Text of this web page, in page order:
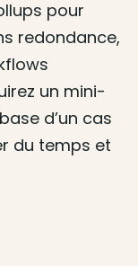
pour
redondance,
un mini-
d’un cas
du temps et